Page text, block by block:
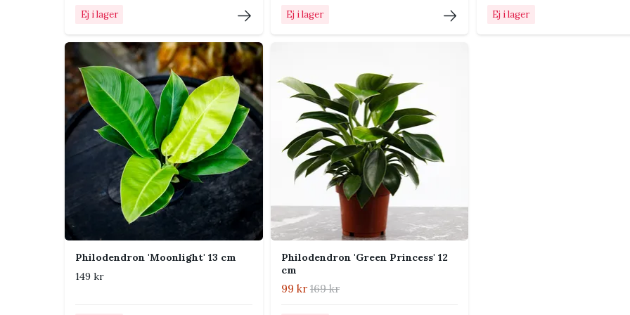
sommar. Minska eller pausa när tillväxten avtar under
Placering i hemmet
Placera Philodendron nära ett öst- eller västfönster eller en bit in i ett ljust rum. Mosspåle,
båge eller spaljé passar växtens naturliga växtsätt. Undvik placering direkt ovanför element
och stark sol genom varmt fönsterglas.
Tips från Klorofyllverket
Plantera i en luftig aroidjord och använd alltid en kruka med dräneringshål.
Ett klätterstöd eller en mosspåle hjälper plantan att utveckla större och mer mogna
blad.
Vrid krukan regelbundet om plantan lutar mot ljuset.
För just denna typ är det särskilt viktigt att ljust indirekt ljus hjälper den silverblå färgen.
Ej i lager Ej i lager Ej i lager
Philodendron 'Moonlight' 13 cm
149 kr
Philodendron 'Green Princess' 12
cm
99 kr 169 kr